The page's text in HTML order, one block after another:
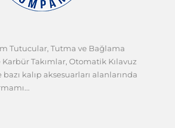
Tutucular, Tutma ve Bağlama
Takımlar, Otomatik Kılavuz
kalıp aksesuarları alanlarında